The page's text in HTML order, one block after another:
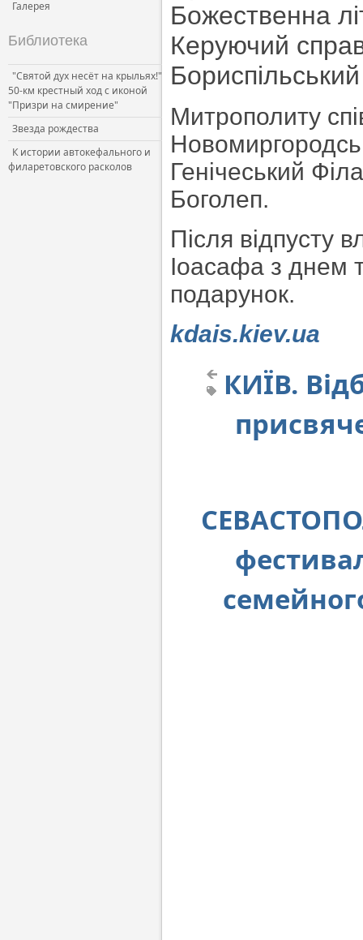
Галерея
Библиотека
"Святой дух несёт на крыльях!"
50-км крестный ход с иконой
"Призри на смирение"
Звезда рождества
К истории автокефального и
филаретовского расколов
Божественна
Керуючий
Митрополиту
Генічеський
Боголеп.
Після відпусту
Іоасафа з днем
подарунок.
kdais.kiev.ua
КИЇВ.